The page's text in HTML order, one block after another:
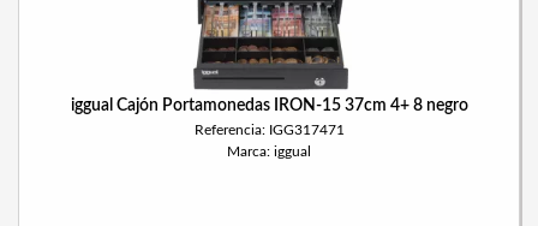
iggual Cajón Portamonedas IRON-15 37cm 4+ 8 negro
Referencia: IGG317471
Marca: iggual